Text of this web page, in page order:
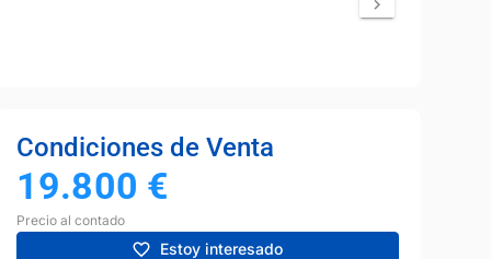
Condiciones de Venta
19.800 €
Precio al contado
Estoy interesado